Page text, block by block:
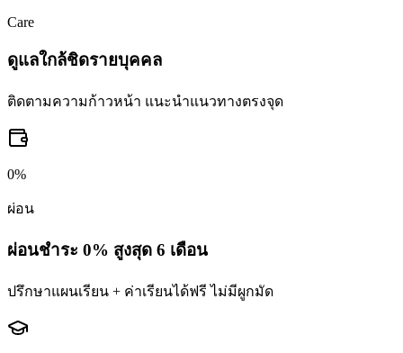
Care
ดูแลใกล้ชิดรายบุคคล
ติดตามความก้าวหน้า แนะนำแนวทางตรงจุด
0%
ผ่อน
ผ่อนชำระ 0% สูงสุด 6 เดือน
ปรึกษาแผนเรียน + ค่าเรียนได้ฟรี ไม่มีผูกมัด